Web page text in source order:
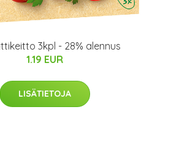
3kpl - 28% alennus
1.19 EUR
LISÄTIETOJA